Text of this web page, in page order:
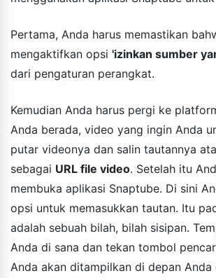
Pertama, Anda harus memastikan
mengaktifkan opsi 'izinkan sumber
dari pengaturan perangkat.
Kemudian Anda harus pergi ke
Anda berada, video yang ingin Anda
putar videonya dan salin tautannya
sebagai URL file video. Setelah itu
membuka aplikasi Snaptube. Di sini
opsi untuk memasukkan tautan. Itu
adalah sebuah bilah, bilah sisipan.
Anda di sana dan tekan tombol
Anda akan ditampilkan di depan Anda